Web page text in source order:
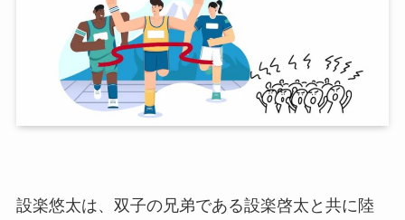
設楽悠太は、双子の兄弟である設楽啓太と共に陸